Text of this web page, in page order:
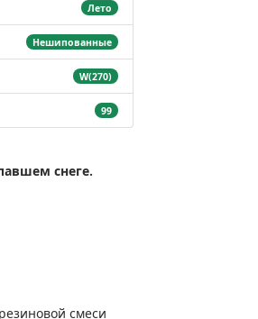
Лето
Нешипованные
W(270)
99
снеге.
смеси